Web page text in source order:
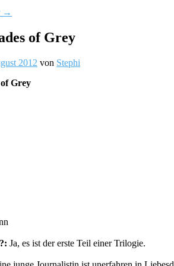
→
of Grey
2012 von Stephi
Grey
Ja, es ist der erste Teil einer Trilogie.